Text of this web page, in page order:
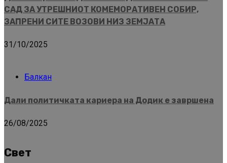
САД ЗА УТРЕШНИОТ КОМЕМОРАТИВЕН СОБИР,
ЗАПРЕНИ СИТЕ ВОЗОВИ НИЗ ЗЕМЈАТА
31/10/2025
Балкан
Дали политичката кариера на Додик е завршена
26/08/2025
Свет